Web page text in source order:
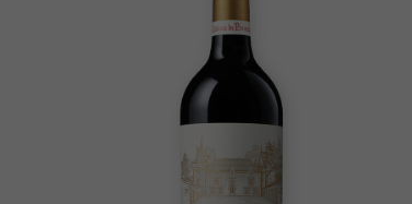
Bodega Garzon
Ver Sacrum